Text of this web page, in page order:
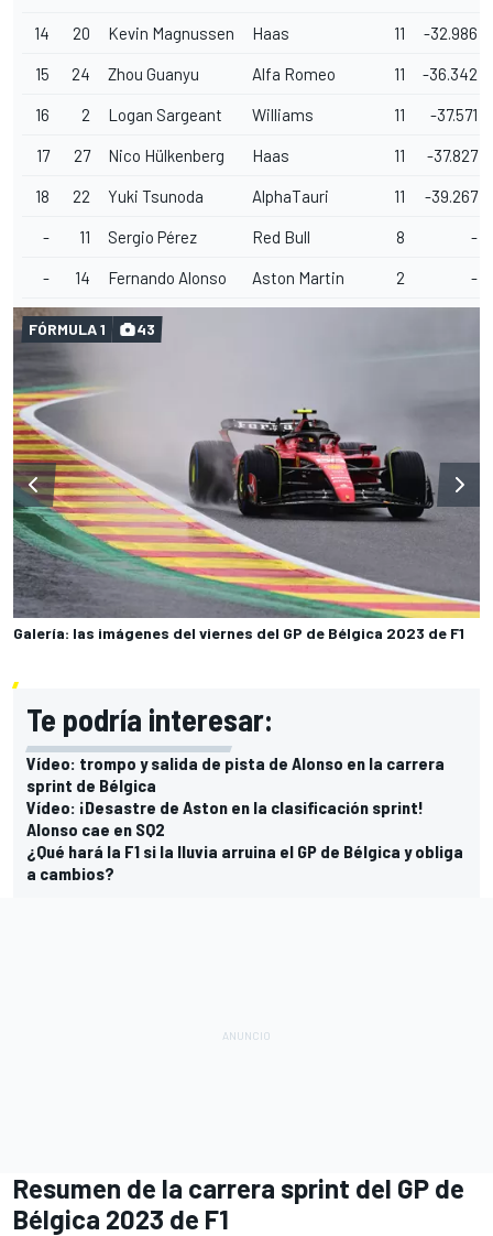
14 20 Kevin Magnussen Haas 11 -32.986
15 24 Zhou Guanyu Alfa Romeo 11 -36.342
16 2 Logan Sargeant Williams 11 -37.571
17 27 Nico Hülkenberg Haas 11 -37.827
18 22 Yuki Tsunoda AlphaTauri 11 -39.267
- 11 Sergio Pérez Red Bull 8 -
- 14 Fernando Alonso Aston Martin 2 -
Galería: las imágenes del viernes del GP de Bélgica 2023 de F1
FÓRMULA 1 43
Te podría interesar:
Vídeo: trompo y salida de pista de Alonso en la carrera
sprint de Bélgica
Vídeo: ¡Desastre de Aston en la clasificación sprint!
Alonso cae en SQ2
¿Qué hará la F1 si la lluvia arruina el GP de Bélgica y obliga
a cambios?
Resumen de la carrera sprint del GP de
Bélgica 2023 de F1